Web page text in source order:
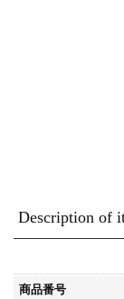
Description of
商品番号